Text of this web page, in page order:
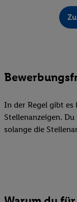
In der Regel gibt es
Stellenanzeigen.
solange die